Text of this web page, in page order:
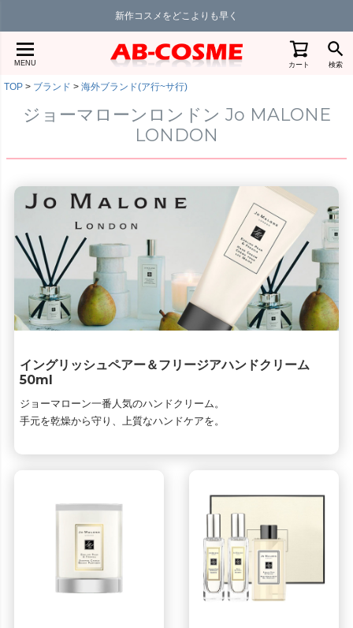
新作コスメをどこよりも早く
MENU カート 検索
TOP ブランド 海外ブランド(ア行~サ行)
ジョーマローンロンドン Jo MALONE
LONDON
イングリッシュペアー＆フリージアハンドクリーム
50ml
ジョーマローン一番人気のハンドクリーム。
手元を乾燥から守り、上質なハンドケアを。